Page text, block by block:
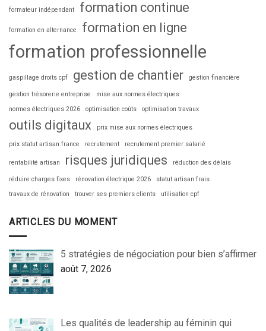
formateur indépendant formation continue
formation en alternance formation en ligne
formation professionnelle
gaspillage droits cpf gestion de chantier gestion financière
gestion trésorerie entreprise
mise aux normes électriques
normes électriques 2026
optimisation coûts optimisation travaux
outils digitaux prix mise aux normes électriques
prix statut artisan france recrutement recrutement premier salarié
rentabilité artisan risques juridiques réduction des délais
réduire charges fixes rénovation électrique 2026
statut artisan frais
travaux de rénovation
trouver ses premiers clients utilisation cpf
ARTICLES DU MOMENT
5 stratégies de négociation pour bien s’affirmer
août 7, 2026
Les qualités de leadership au féminin qui